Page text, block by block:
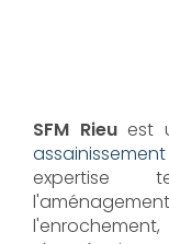
SFM Rieuest
expertise